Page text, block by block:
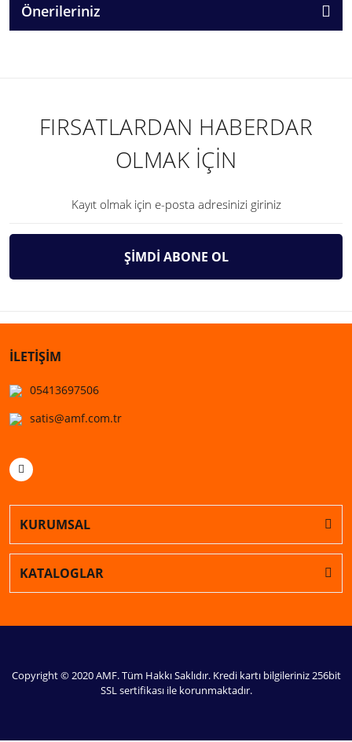
Önerileriniz
FIRSATLARDAN HABERDAR
OLMAK İÇİN
ŞİMDİ ABONE OL
İLETİŞİM
05413697506
satis@amf.com.tr
KURUMSAL
KATALOGLAR
Copyright © 2020 AMF. Tüm Hakkı Saklıdır. Kredi kartı bilgileriniz 256bit
SSL sertifikası ile korunmaktadır.